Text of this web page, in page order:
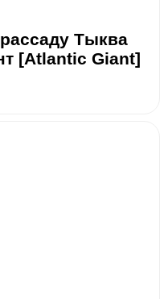
Тыква
[Atlantic Giant]